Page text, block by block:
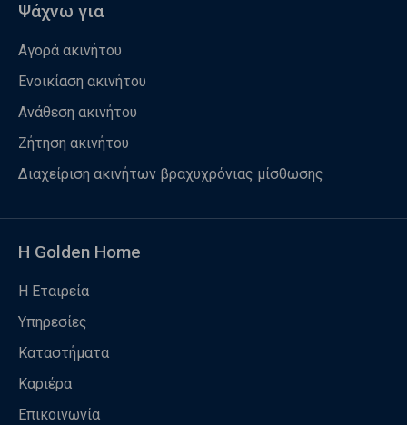
Ψάχνω για
Αγορά ακινήτου
Ενοικίαση ακινήτου
Ανάθεση ακινήτου
Ζήτηση ακινήτου
Διαχείριση ακινήτων βραχυχρόνιας μίσθωσης
Η Golden Home
Η Εταιρεία
Υπηρεσίες
Καταστήματα
Καριέρα
Επικοινωνία